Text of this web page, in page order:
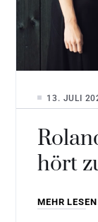
hört
13. JULI
MEHR LESEN